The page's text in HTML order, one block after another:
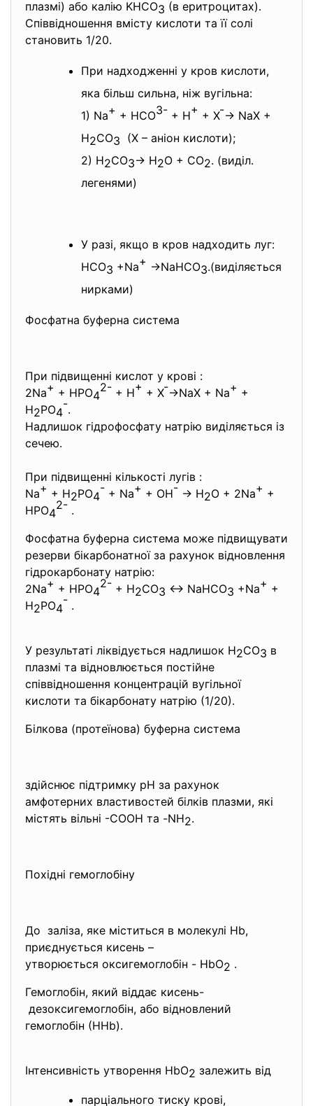
плазмі) або калію KHCO3 (в еритроцитах).
Співвідношення вмісту кислоти та її солі
становить 1/20.
При надходженні у кров кислоти,
яка більш сильна, ніж вугільна:
1) Na+ + HCO3- + H+ + X-→ NaX +
H2CO3 (X – аніон кислоти);
2) H2CO3→ H2O + CO2. (виділ.
легенями)
У разі, якщо в кров надходить луг:
НСО3 +Na+ →NaHCO3.(виділяється
нирками)
Фосфатна буферна система
При підвищенні кислот у крові :
2Na+ + HPO4
2- + H+ + X-→NaX + Na+ +
H2PO4
-.
Надлишок гідрофосфату натрію виділяється із
сечею.
При підвищенні кількості лугів :
Na+ + H2PO4
- + Na+ + OH- → H2O + 2Na+ +
HPO4
2- .
Фосфатна буферна система може підвищувати
резерви бікарбонатної за рахунок відновлення
гідрокарбонату натрію:
2Na+ + HPO4
2- + H2CO3 ↔ NaHCO3 +Na+ +
H2PO4
- .
У результаті ліквідується надлишок H2CO3 в
плазмі та відновлюється постійне
співвідношення концентрацій вугільної
кислоти та бікарбонату натрію (1/20).
Білкова (протеїнова) буферна система
здійснює підтримку рН за рахунок
амфотерних властивостей білків плазми, які
містять вільні -СООН та -NH2.
Похідні гемоглобіну
До заліза, яке міститься в молекулі Hb,
приєднується кисень –
утворюється оксигемоглобін - HbO2 .
Гемоглобін, який віддає кисень-
дезоксигемоглобін, або відновлений
гемоглобін (НHb).
Інтенсивність утворення HbО2 залежить від
парціального тиску крові,